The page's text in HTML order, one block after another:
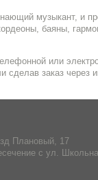
музыкант, и
баяны,
или
заказ через
Плановый, 17
с ул.